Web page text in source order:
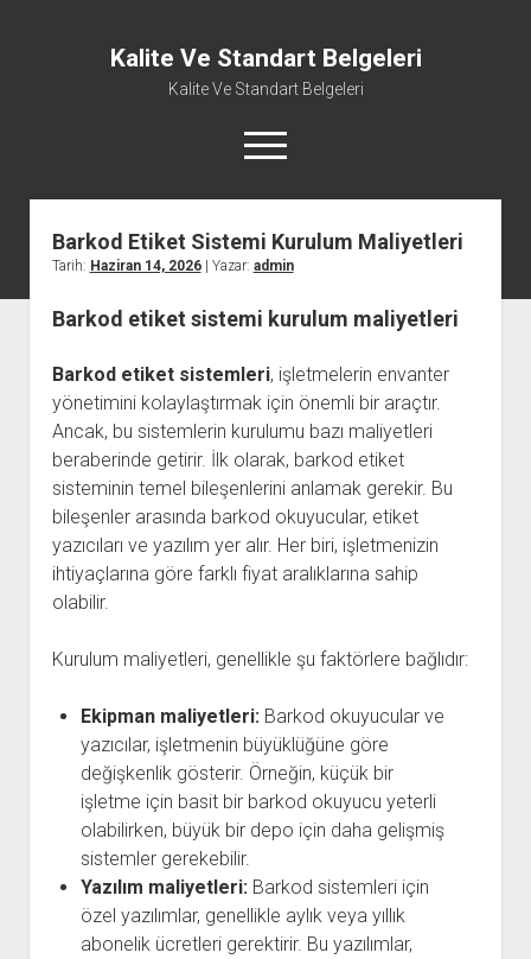
Kalite Ve Standart Belgeleri
Kalite Ve Standart Belgeleri
menüyü
aç
Barkod Etiket Sistemi Kurulum Maliyetleri
Tarih: Haziran 14, 2026| Yazar: admin
Barkod etiket sistemi kurulum maliyetleri
Barkod etiket sistemleri, işletmelerin envanter
yönetimini kolaylaştırmak için önemli bir araçtır.
Ancak, bu sistemlerin kurulumu bazı maliyetleri
beraberinde getirir. İlk olarak, barkod etiket
sisteminin temel bileşenlerini anlamak gerekir. Bu
bileşenler arasında barkod okuyucular, etiket
yazıcıları ve yazılım yer alır. Her biri, işletmenizin
ihtiyaçlarına göre farklı fiyat aralıklarına sahip
olabilir.
Kurulum maliyetleri, genellikle şu faktörlere bağlıdır:
Ekipman maliyetleri:Barkod okuyucular ve
yazıcılar, işletmenin büyüklüğüne göre
değişkenlik gösterir. Örneğin, küçük bir
işletme için basit bir barkod okuyucu yeterli
olabilirken, büyük bir depo için daha gelişmiş
sistemler gerekebilir.
Yazılım maliyetleri:Barkod sistemleri için
özel yazılımlar, genellikle aylık veya yıllık
abonelik ücretleri gerektirir. Bu yazılımlar,